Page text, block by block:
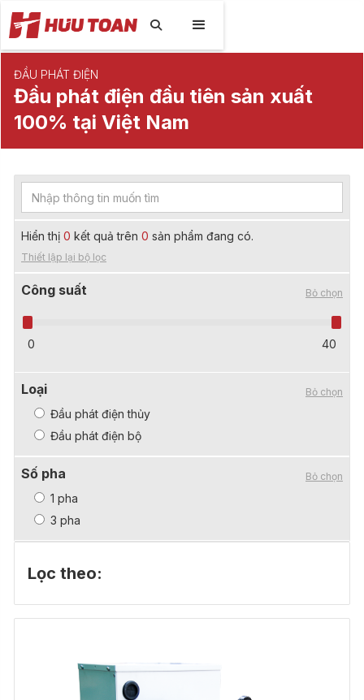

ĐẦU PHÁT ĐIỆN
Đầu phát điện đầu tiên sản xuất
100% tại Việt Nam
Hiển thị 0 kết quả trên 0 sản phẩm đang có.
Thiết lập lại bộ lọc
Công suất Bỏ chọn
0 40
Loại Bỏ chọn
Đầu phát điện thủy
Đầu phát điện bộ
Số pha Bỏ chọn
1 pha
3 pha
Lọc theo: